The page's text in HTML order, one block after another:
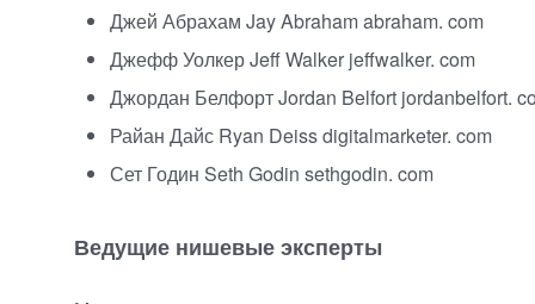
Джей Абрахам Jay Abraham abraham. com
Джефф Уолкер Jeff Walker jeffwalker. com
Джордан Белфорт Jordan Belfort jordanbelfort.
Райан Дайс Ryan Deiss digitalmarketer. com
Сет Годин Seth Godin sethgodin. com
Ведущие нишевые эксперты